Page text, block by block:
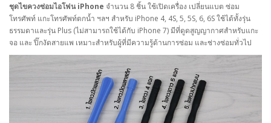
ชุดไขควงซ่อมไอโฟน iPhone จำนวน 8 ชิ้น ใช้เปิดเครื่อง เปลี่ยนแบต ซ่อม
โทรศัพท์ แกะโทรศัพท์ตกน้ำ ฯลฯ สำหรับ iPhone 4, 4S, 5, 5S, 6, 6S ใช้ได้ทั้งรุ่น
ธรรมดาและรุ่น Plus (ไม่สามารถใช้ได้กับ iPhone 7) มีที่ดูดสูญญากาศสำหรับแกะ
จอ และ ปิ๊กงัดสายแพ เหมาะสำหรับผู้ที่มีความรู้ด้านการซ่อม และช่างซ่อมทั่วไป